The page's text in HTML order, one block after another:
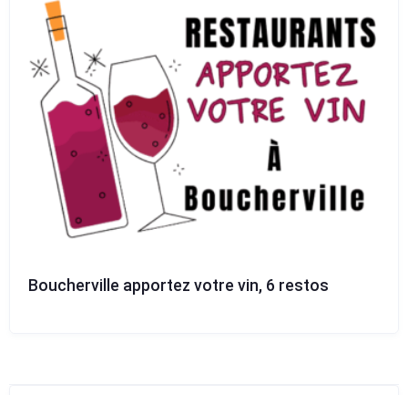
Boucherville apportez votre vin, 6 restos